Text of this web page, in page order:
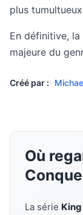
plus
En définitive,
majeure du
Créé par :
Où
La série